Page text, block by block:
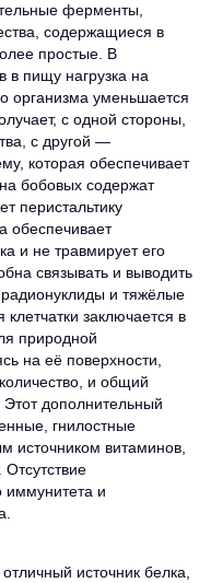
ферменты,
содержащиеся в
простые. В
в пищу нагрузка на
организма уменьшается
с одной стороны,
с другой —
которая обеспечивает
бобовых содержат
перистальтику
обеспечивает
и не травмирует его
связывать и выводить
и тяжёлые
заключается в
природной
на её поверхности,
и общий
дополнительный
гнилостные
источником витаминов,
иммунитета и
источник белка,